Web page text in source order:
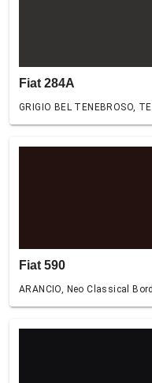
Fiat 284A
GRIGIO BEL TENEBROSO,
Fiat 590
ARANCIO, Neo Classical